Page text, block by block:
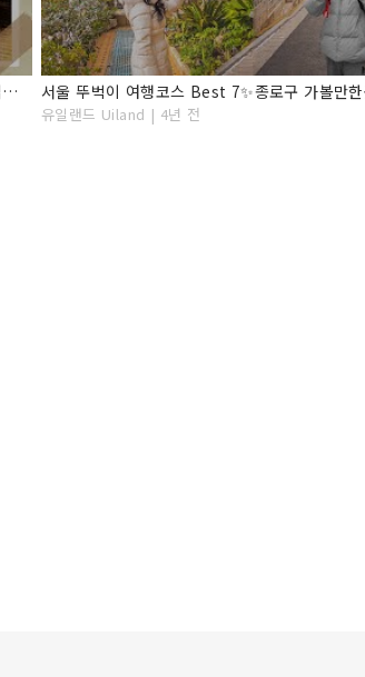
길 따라 인문학) 서울 마포에 가면 볼 거리, 먹을거리, 읽을거리 가득! 길 따라 마포 산책. 서울 뚜벅이 여행코스 Best 7✨종로구 가볼만
유일랜드 Uiland | 4년 전